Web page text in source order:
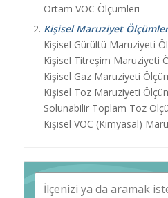
Ortam VOC Ölçümleri
Kişisel Maruziyet
Kişisel Gürültü Maruziyeti
Kişisel Titreşim Maruziyeti
Kişisel Gaz Maruziyeti
Kişisel Toz Maruziyeti
Solunabilir Toplam Toz
Kişisel VOC (Kimyasal)